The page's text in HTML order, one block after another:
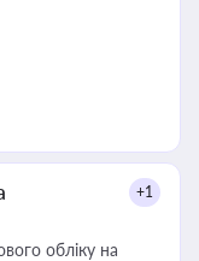
+1
обліку на